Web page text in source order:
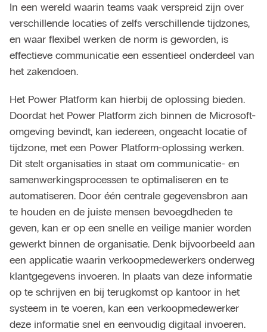
In een wereld waarin teams vaak verspreid zijn over
verschillende locaties of zelfs verschillende tijdzones,
en waar flexibel werken de norm is geworden, is
effectieve communicatie een essentieel onderdeel van
het zakendoen.
Het Power Platform kan hierbij de oplossing bieden.
Doordat het Power Platform zich binnen de Microsoft-
omgeving bevindt, kan iedereen, ongeacht locatie of
tijdzone, met een Power Platform-oplossing werken.
Dit stelt organisaties in staat om communicatie- en
samenwerkingsprocessen te optimaliseren en te
automatiseren. Door één centrale gegevensbron aan
te houden en de juiste mensen bevoegdheden te
geven, kan er op een snelle en veilige manier worden
gewerkt binnen de organisatie. Denk bijvoorbeeld aan
een applicatie waarin verkoopmedewerkers onderweg
klantgegevens invoeren. In plaats van deze informatie
op te schrijven en bij terugkomst op kantoor in het
systeem in te voeren, kan een verkoopmedewerker
deze informatie snel en eenvoudig digitaal invoeren.